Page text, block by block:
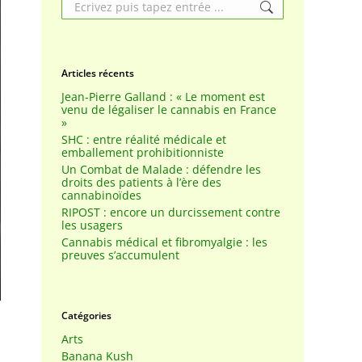
Articles récents
Jean-Pierre Galland : « Le moment est
venu de légaliser le cannabis en France
»
SHC : entre réalité médicale et
emballement prohibitionniste
Un Combat de Malade : défendre les
droits des patients à l’ère des
cannabinoïdes
RIPOST : encore un durcissement contre
les usagers
Cannabis médical et fibromyalgie : les
preuves s’accumulent
Catégories
Arts
Banana Kush